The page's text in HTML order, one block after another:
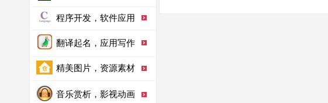
程序开发，软件应用
翻译起名，应用写作
精美图片，资源素材
音乐赏析，影视动画